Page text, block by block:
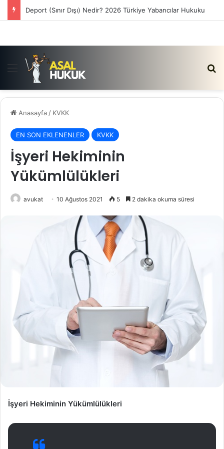
Deport (Sınır Dışı) Nedir? 2026 Türkiye Yabancılar Hukuku
Menü
Anasayfa / KVKK
EN SON EKLENENLER KVKK
İşyeri Hekiminin
Yükümlülükleri
avukat 10 Ağustos 2021 5 2 dakika okuma süresi
İşyeri Hekiminin Yükümlülükleri